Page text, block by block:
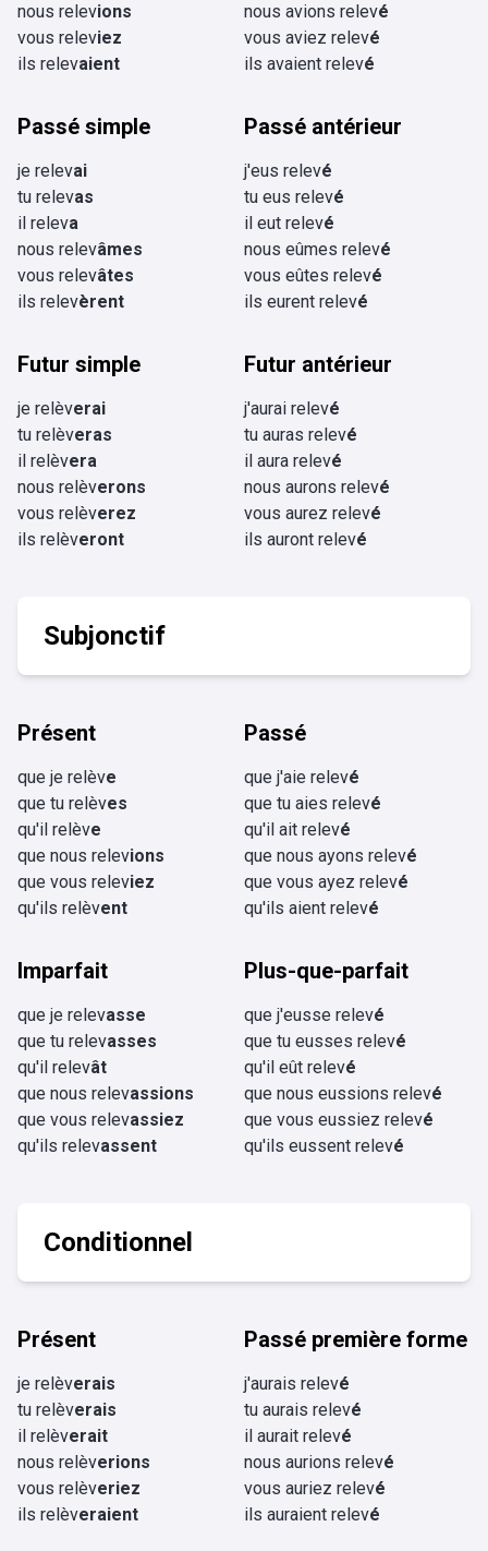
nous relevions
vous releviez
ils relevaient
nous avions relevé
vous aviez relevé
ils avaient relevé
Passé simple
je relevai
tu relevas
il releva
nous relevâmes
vous relevâtes
ils relevèrent
Passé antérieur
j'eus relevé
tu eus relevé
il eut relevé
nous eûmes relevé
vous eûtes relevé
ils eurent relevé
Futur simple
je relèverai
tu relèveras
il relèvera
nous relèverons
vous relèverez
ils relèveront
Futur antérieur
j'aurai relevé
tu auras relevé
il aura relevé
nous aurons relevé
vous aurez relevé
ils auront relevé
Subjonctif
Présent
que je relève
que tu relèves
qu'il relève
que nous relevions
que vous releviez
qu'ils relèvent
Passé
que j'aie relevé
que tu aies relevé
qu'il ait relevé
que nous ayons relevé
que vous ayez relevé
qu'ils aient relevé
Imparfait
que je relevasse
que tu relevasses
qu'il relevât
que nous relevassions
que vous relevassiez
qu'ils relevassent
Plus-que-parfait
que j'eusse relevé
que tu eusses relevé
qu'il eût relevé
que nous eussions relevé
que vous eussiez relevé
qu'ils eussent relevé
Conditionnel
Présent
je relèverais
tu relèverais
il relèverait
nous relèverions
vous relèveriez
ils relèveraient
Passé première forme
j'aurais relevé
tu aurais relevé
il aurait relevé
nous aurions relevé
vous auriez relevé
ils auraient relevé